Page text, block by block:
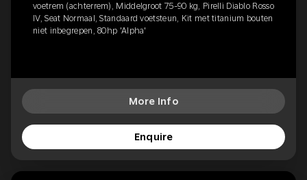
voetrem (achterrem), Middelgroot 75-90 kg, Pirelli Diablo Rosso
IV, Seat Normaal, Standaard voetsteun, Kit met titanium bouten
niet inbegrepen, 80hp 'Alpha'
More Info
Enquire